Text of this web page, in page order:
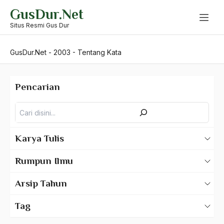
content
GusDur.Net
Situs Resmi Gus Dur
GusDur.Net - 2003 - Tentang Kata
Pencarian
Karya Tulis
Rumpun Ilmu
Arsip Tahun
Tag